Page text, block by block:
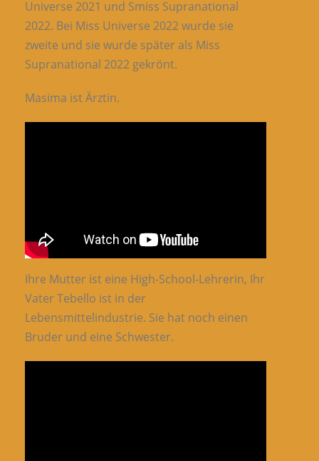
Universe 2021 und Smiss Supranational
2022. Bei Miss Universe 2022 wurde sie
zweite und sie wurde später als Miss
Supranational 2022 gekrönt.
Masima ist Ärztin.
Ihre Mutter ist eine High-School-Lehrerin, Ihr
Vater Tebello ist in der
Lebensmittelindustrie. Sie hat noch einen
Bruder und eine Schwester.